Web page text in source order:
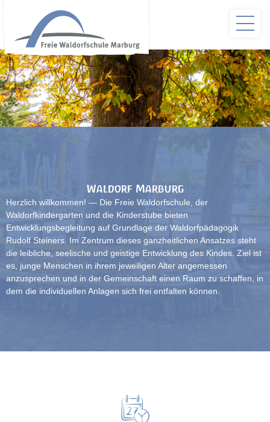
Waldorf Marburg
Herzlich willkommen! — Die Freie Waldorfschule, der
Waldorfkindergarten und die Kinderstube bieten
Entwicklungsbegleitung auf Grundlage der Waldorfpädagogik
Rudolf Steiners. Im Zentrum dieses ganzheitlichen Ansatzes steht
die leibliche, seelische und geistige Entwicklung des Kindes. Ziel ist
es, junge Menschen in ihrem jeweiligen Alter angemessen
anzusprechen und in der Gemeinschaft einen Raum zu schaffen, in
dem die individuellen Anlagen sich frei entfalten können.